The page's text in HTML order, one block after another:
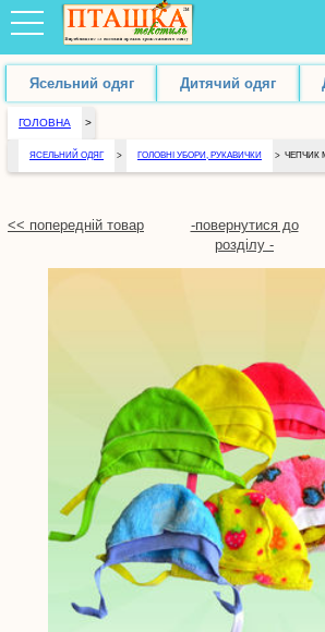
Ясельний одяг Дитячий одяг
ГОЛОВНА >
ЯСЕЛЬНИЙ ОДЯГ > ГОЛОВНІ УБОРИ, РУКАВИЧКИ > ЧЕПЧИК
<< попередній товар
-повернутися до
розділу -